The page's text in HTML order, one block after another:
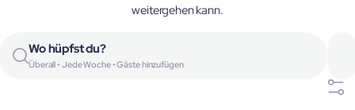
weitergehen kann.
Wo hüpfst du?
Überall • Jede Woche • Gäste hinzufügen